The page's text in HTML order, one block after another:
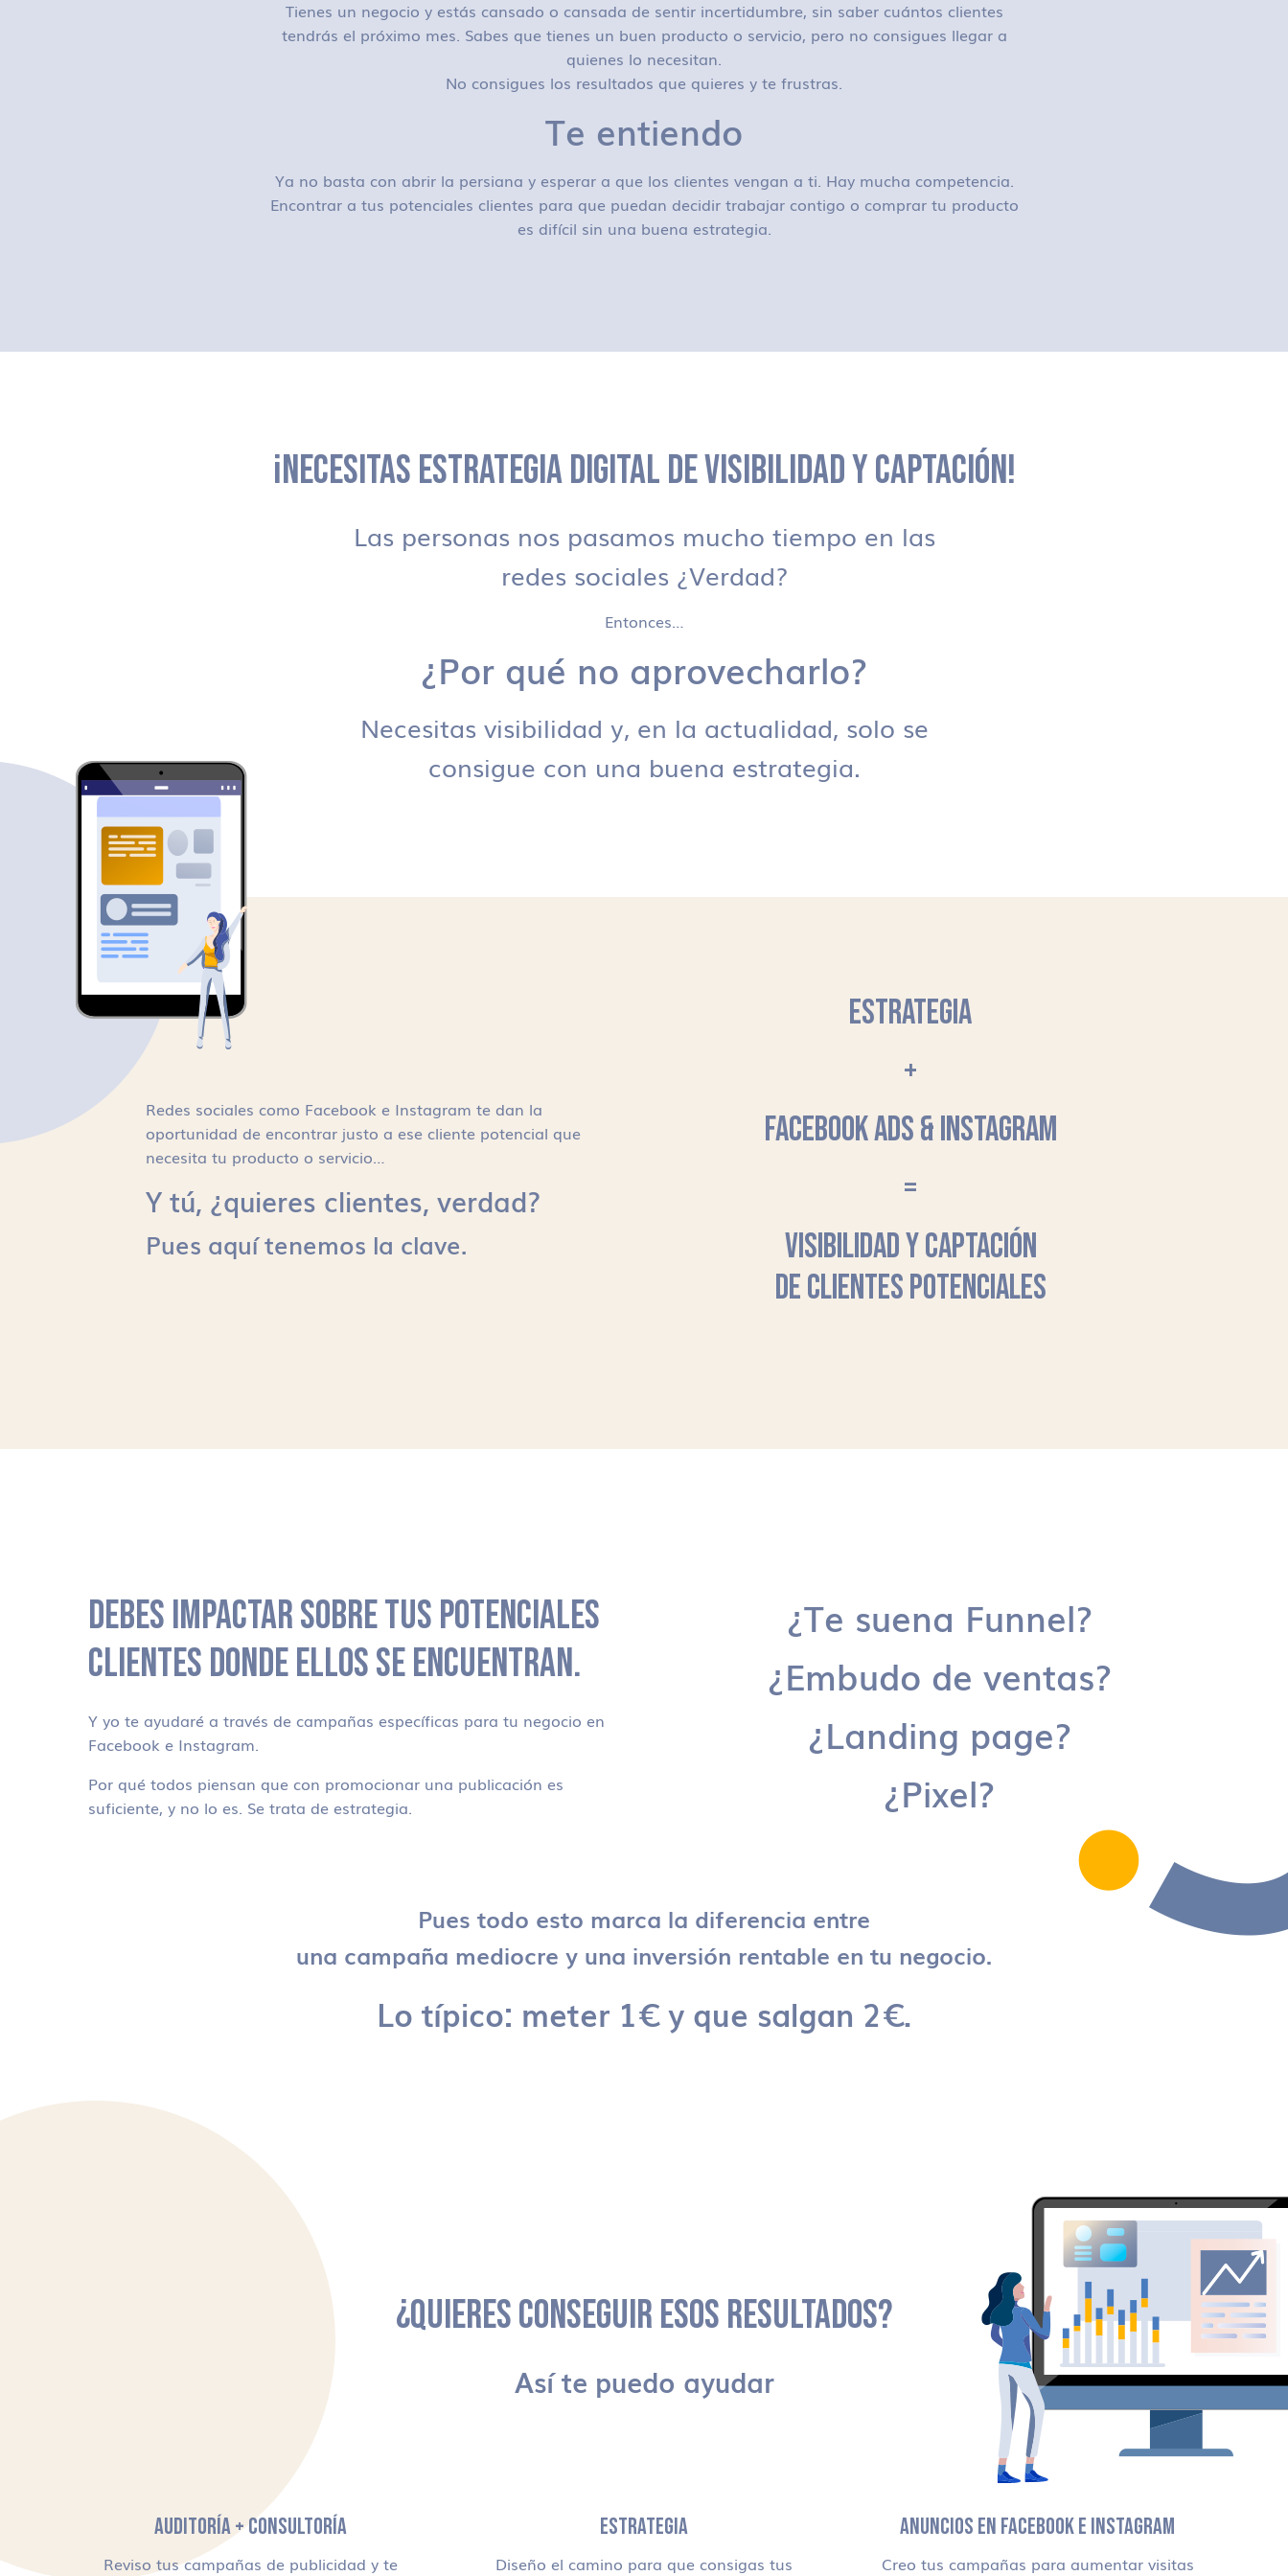
Tienes un negocio y estás cansado o cansada de sentir incertidumbre, sin saber cuántos clientes
tendrás el próximo mes. Sabes que tienes un buen producto o servicio, pero no consigues llegar a
quienes lo necesitan.
No consigues los resultados que quieres y te frustras.
Te entiendo
Ya no basta con abrir la persiana y esperar a que los clientes vengan a ti. Hay mucha competencia.
Encontrar a tus potenciales clientes para que puedan decidir trabajar contigo o comprar tu producto
es difícil sin una buena estrategia.
¡NECESITAS ESTRATEGIA DIGITAL DE VISIBILIDAD Y CAPTACIÓN!
Las personas nos pasamos mucho tiempo en las
redes sociales ¿Verdad?
Entonces…
¿Por qué no aprovecharlo?
Necesitas visibilidad y, en la actualidad, solo se
consigue con una buena estrategia.
Redes sociales como Facebook e Instagram te dan la
oportunidad de encontrar justo a ese cliente potencial que
necesita tu producto o servicio…
Y tú, ¿quieres clientes, verdad?
Pues aquí tenemos la clave.
ESTRATEGIA
+
FACEBOOK ADS & INSTAGRAM
=
VISIBILIDAD Y CAPTACIÓN
DE CLIENTES POTENCIALES
DEBES IMPACTAR SOBRE TUS POTENCIALES
CLIENTES DONDE ELLOS SE ENCUENTRAN.
Y yo te ayudaré a través de campañas específicas para tu negocio en
Facebook e Instagram.
Por qué todos piensan que con promocionar una publicación es
suficiente, y no lo es. Se trata de estrategia.
¿Te suena Funnel?
¿Embudo de ventas?
¿Landing page?
¿Pixel?
Pues todo esto marca la diferencia entre
una campaña mediocre y una inversión rentable en tu negocio.
Lo típico: meter 1€ y que salgan 2€.
¿QUIERES CONSEGUIR ESOS RESULTADOS?
Así te puedo ayudar
AUDITORÍA + CONSULTORÍA
Reviso tus campañas de publicidad y te
ESTRATEGIA
Diseño el camino para que consigas tus
ANUNCIOS EN FACEBOOK E INSTAGRAM
Creo tus campañas para aumentar visitas